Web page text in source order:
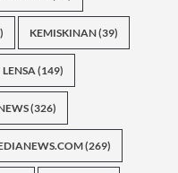
KEMISKINAN(39)
LENSA (149)
(326)
(269)